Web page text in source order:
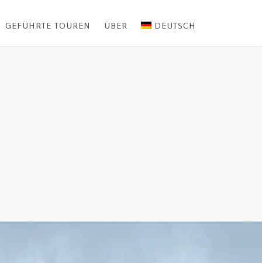
GEFÜHRTE TOUREN ÜBER DEUTSCH